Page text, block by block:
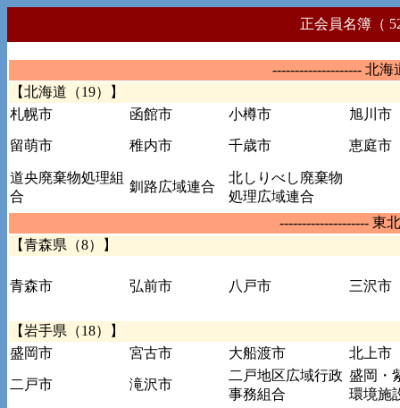
正会員名簿（
-------------------- 北海
【北海道（19）】
札幌市
函館市 小樽市 旭川市
留萌市 稚内市 千歳市 恵庭市
道央廃棄物処理組
合
釧路広域連合
北しりべし廃棄物
処理広域連合
-------------------- 東
【青森県（8）】
青森市 弘前市 八戸市 三沢市
【岩手県（18）】
盛岡市
宮古市 大船渡市 北上市
二戸市 滝沢市
二戸地区広域行政
事務組合
盛岡・
環境施